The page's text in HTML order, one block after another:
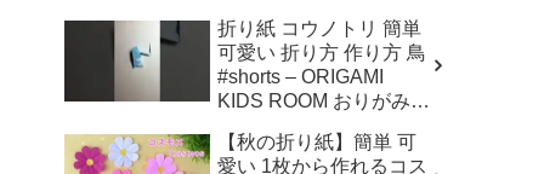
作品制作 #かわいい #編
み図 #handmade – てん
こ
折り紙 コウノトリ 簡単
可愛い 折り方 作り方 鳥
#shorts – ORIGAMI
KIDS ROOM おりがみキ
【秋の折り紙】簡単 可
愛い 1枚から作れるコス